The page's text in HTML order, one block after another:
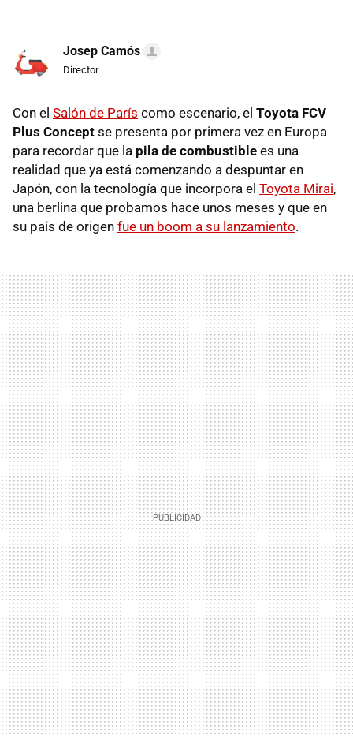
Josep Camós
Director
Con el Salón de París como escenario, el Toyota FCV
Plus Concept se presenta por primera vez en Europa
para recordar que la pila de combustible es una
realidad que ya está comenzando a despuntar en
Japón, con la tecnología que incorpora el Toyota Mirai,
una berlina que probamos hace unos meses y que en
su país de origen fue un boom a su lanzamiento.